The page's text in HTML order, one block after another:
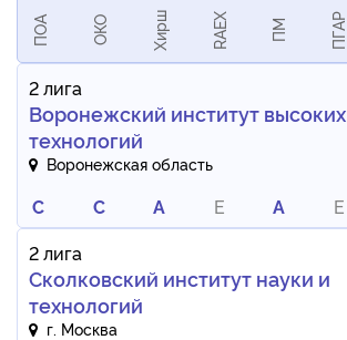
ПОА ОКО Хирш RAEX ПМ ПГАР
2 лига
Воронежский институт высоких
технологий
Воронежская область
C C A E A E
2 лига
Сколковский институт науки и
технологий
г. Москва